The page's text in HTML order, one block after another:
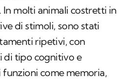
molti animali costretti in
di stimoli, sono stati
ripetivi, con
di tipo cognitivo e
come memoria,